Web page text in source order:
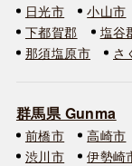
日光市
小山市
下都賀郡
塩谷
那須塩原市
さ
群馬県 Gunma
前橋市 高崎市
渋川市
伊勢崎